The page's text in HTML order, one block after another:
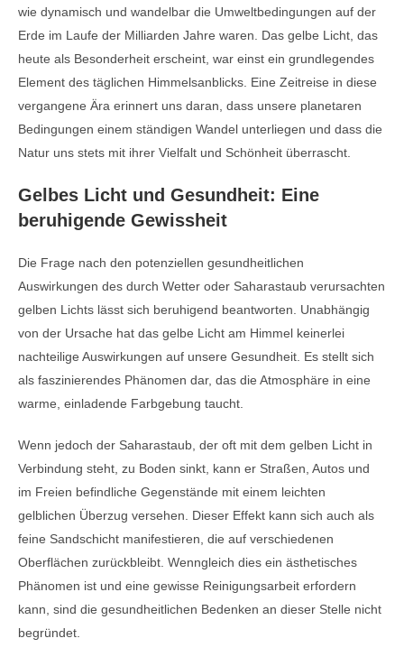
wie dynamisch und wandelbar die Umweltbedingungen auf der
Erde im Laufe der Milliarden Jahre waren. Das gelbe Licht, das
heute als Besonderheit erscheint, war einst ein grundlegendes
Element des täglichen Himmelsanblicks. Eine Zeitreise in diese
vergangene Ära erinnert uns daran, dass unsere planetaren
Bedingungen einem ständigen Wandel unterliegen und dass die
Natur uns stets mit ihrer Vielfalt und Schönheit überrascht.
Gelbes Licht und Gesundheit: Eine
beruhigende Gewissheit
Die Frage nach den potenziellen gesundheitlichen
Auswirkungen des durch Wetter oder Saharastaub verursachten
gelben Lichts lässt sich beruhigend beantworten. Unabhängig
von der Ursache hat das gelbe Licht am Himmel keinerlei
nachteilige Auswirkungen auf unsere Gesundheit. Es stellt sich
als faszinierendes Phänomen dar, das die Atmosphäre in eine
warme, einladende Farbgebung taucht.
Wenn jedoch der Saharastaub, der oft mit dem gelben Licht in
Verbindung steht, zu Boden sinkt, kann er Straßen, Autos und
im Freien befindliche Gegenstände mit einem leichten
gelblichen Überzug versehen. Dieser Effekt kann sich auch als
feine Sandschicht manifestieren, die auf verschiedenen
Oberflächen zurückbleibt. Wenngleich dies ein ästhetisches
Phänomen ist und eine gewisse Reinigungsarbeit erfordern
kann, sind die gesundheitlichen Bedenken an dieser Stelle nicht
begründet.